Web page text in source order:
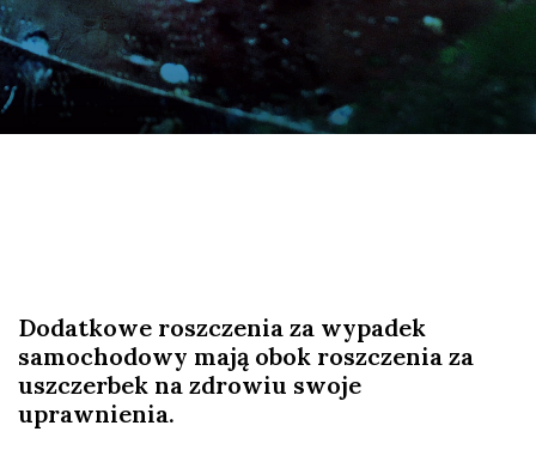
Dodatkowe roszczenia za wypadek
samochodowy mają obok roszczenia za
uszczerbek na zdrowiu swoje
uprawnienia.